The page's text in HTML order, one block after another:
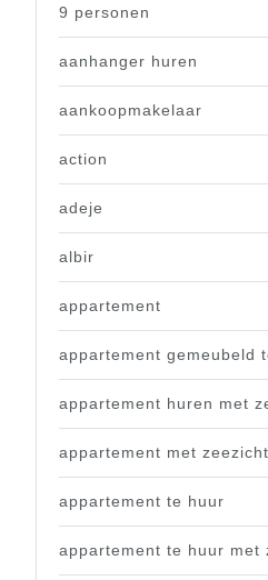
9 personen
aanhanger huren
aankoopmakelaar
action
adeje
albir
appartement
appartement gemeubeld
appartement huren met
appartement met
appartement te huur
appartement te huur met